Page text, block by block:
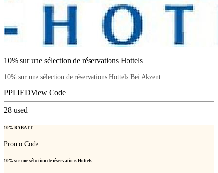
10% sur une sélection de réservations Hottels
10% sur une sélection de réservations Hottels Bei Akzent
PPLIEDView Code
28 used
10% RABATT
Promo Code
10% sur une sélection de réservations Hottels